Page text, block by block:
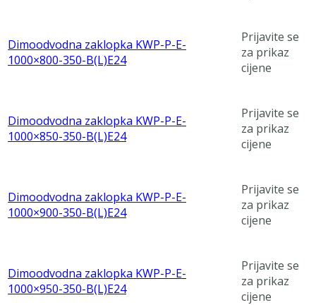
Dimoodvodna zaklopka KWP-P-E-
1000×800-350-B(L)E24
Prijavite se
za prikaz
cijene
Dimoodvodna zaklopka KWP-P-E-
1000×850-350-B(L)E24
Prijavite se
za prikaz
cijene
Dimoodvodna zaklopka KWP-P-E-
1000×900-350-B(L)E24
Prijavite se
za prikaz
cijene
Dimoodvodna zaklopka KWP-P-E-
1000×950-350-B(L)E24
Prijavite se
za prikaz
cijene